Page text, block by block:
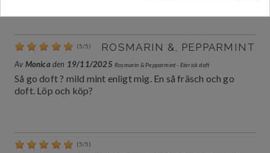
(5/5) ROSMARIN &, PEPPARMINT
Av Monicaden 19/11/2025 Rosmarin & Pepparmint - Eterisk doft
Så go doft ? mild mint enligt mig. En så fräsch och go
doft. Löp och köp?
(5/5)